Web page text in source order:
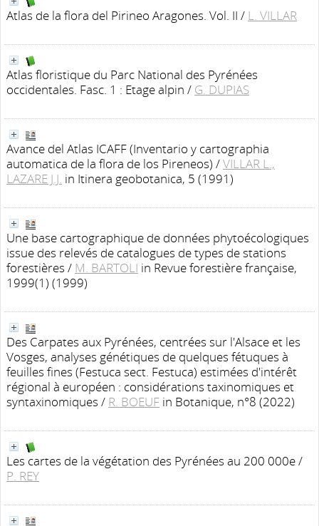
Atlas de la flora del Pirineo Aragones. Vol. II / L. VILLAR
Atlas floristique du Parc National des Pyrénées
occidentales. Fasc. 1 : Etage alpin / G. DUPIAS
Avance del Atlas ICAFF (Inventario y cartographia
automatica de la flora de los Pireneos) /VILLAR L.,
LAZARE J.J. in Itinera geobotanica, 5 (1991)
Une base cartographique de données phytoécologiques
issue des relevés de catalogues de types de stations
forestières / M. BARTOLI in Revue forestière française,
1999(1) (1999)
Des Carpates aux Pyrénées, centrées sur l'Alsace et les
Vosges, analyses génétiques de quelques fétuques à
feuilles fines (Festuca sect. Festuca) estimées d'intérêt
régional à européen : considérations taxinomiques et
syntaxinomiques / R. BOEUF in Botanique, n°8 (2022)
Les cartes de la végétation des Pyrénées au 200 000e/
P. REY